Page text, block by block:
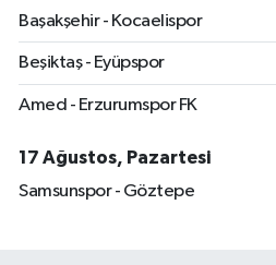
Başakşehir - Kocaelispor
Beşiktaş - Eyüpspor
Amed - Erzurumspor FK
17 Ağustos, Pazartesi
Samsunspor - Göztepe